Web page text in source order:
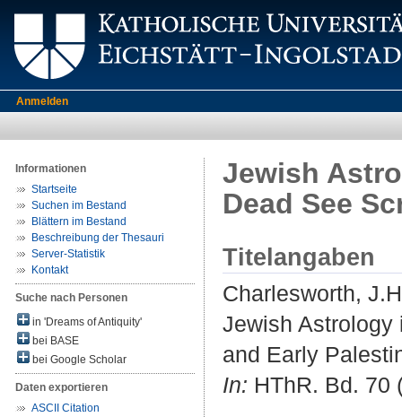
Anmelden
Informationen
Startseite
Suchen im Bestand
Blättern im Bestand
Beschreibung der Thesauri
Server-Statistik
Kontakt
Suche nach Personen
in 'Dreams of Antiquity'
bei BASE
bei Google Scholar
Daten exportieren
ASCII Citation
Jewish
Dead See
Titelangaben
Charlesworth,
Jewish Astrology
and Early
In: HThR. Bd. 70